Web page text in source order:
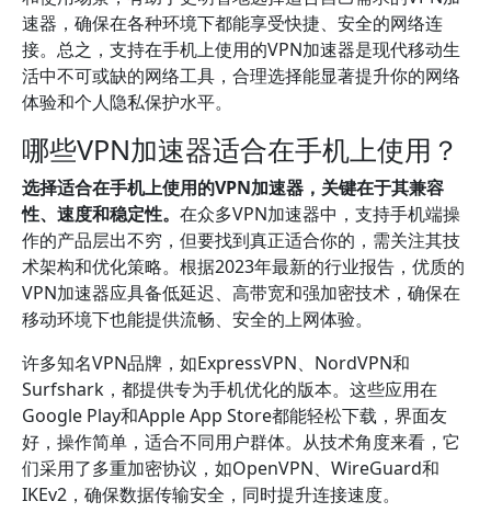
速器，确保在各种环境下都能享受快捷、安全的网络连
接。总之，支持在手机上使用的VPN加速器是现代移动生
活中不可或缺的网络工具，合理选择能显著提升你的网络
体验和个人隐私保护水平。
哪些VPN加速器适合在手机上使用？
选择适合在手机上使用的VPN加速器，关键在于其兼容
性、速度和稳定性。 在众多VPN加速器中，支持手机端操
作的产品层出不穷，但要找到真正适合你的，需关注其技
术架构和优化策略。根据2023年最新的行业报告，优质的
VPN加速器应具备低延迟、高带宽和强加密技术，确保在
移动环境下也能提供流畅、安全的上网体验。
许多知名VPN品牌，如ExpressVPN、NordVPN和
Surfshark，都提供专为手机优化的版本。这些应用在
Google Play和Apple App Store都能轻松下载，界面友
好，操作简单，适合不同用户群体。从技术角度来看，它
们采用了多重加密协议，如OpenVPN、WireGuard和
IKEv2，确保数据传输安全，同时提升连接速度。